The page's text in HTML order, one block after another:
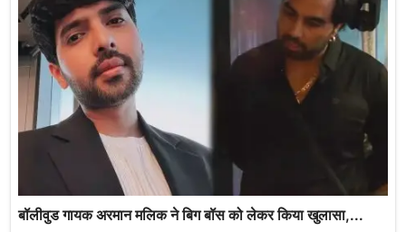
बॉलीवुड गायक अरमान मलिक ने बिग बॉस को लेकर किया खुलासा,...